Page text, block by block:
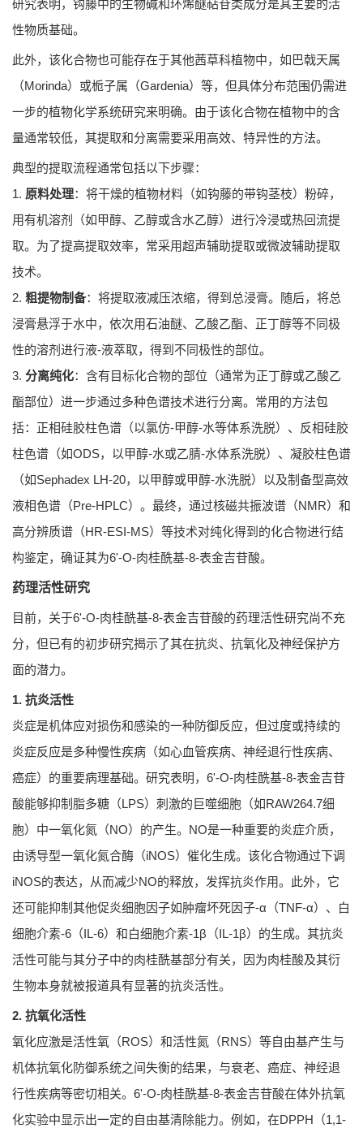
研究表明，钩藤中的生物碱和环烯醚萜苷类成分是其主要的活
性物质基础。
此外，该化合物也可能存在于其他茜草科植物中，如巴戟天属
（Morinda）或栀子属（Gardenia）等，但具体分布范围仍需进
一步的植物化学系统研究来明确。由于该化合物在植物中的含
量通常较低，其提取和分离需要采用高效、特异性的方法。
典型的提取流程通常包括以下步骤：
1. 原料处理：将干燥的植物材料（如钩藤的带钩茎枝）粉碎，
用有机溶剂（如甲醇、乙醇或含水乙醇）进行冷浸或热回流提
取。为了提高提取效率，常采用超声辅助提取或微波辅助提取
技术。
2. 粗提物制备：将提取液减压浓缩，得到总浸膏。随后，将总
浸膏悬浮于水中，依次用石油醚、乙酸乙酯、正丁醇等不同极
性的溶剂进行液-液萃取，得到不同极性的部位。
3. 分离纯化：含有目标化合物的部位（通常为正丁醇或乙酸乙
酯部位）进一步通过多种色谱技术进行分离。常用的方法包
括：正相硅胶柱色谱（以氯仿-甲醇-水等体系洗脱）、反相硅胶
柱色谱（如ODS，以甲醇-水或乙腈-水体系洗脱）、凝胶柱色谱
（如Sephadex LH-20，以甲醇或甲醇-水洗脱）以及制备型高效
液相色谱（Pre-HPLC）。最终，通过核磁共振波谱（NMR）和
高分辨质谱（HR-ESI-MS）等技术对纯化得到的化合物进行结
构鉴定，确证其为6'-O-肉桂酰基-8-表金吉苷酸。
药理活性研究
目前，关于6'-O-肉桂酰基-8-表金吉苷酸的药理活性研究尚不充
分，但已有的初步研究揭示了其在抗炎、抗氧化及神经保护方
面的潜力。
1. 抗炎活性
炎症是机体应对损伤和感染的一种防御反应，但过度或持续的
炎症反应是多种慢性疾病（如心血管疾病、神经退行性疾病、
癌症）的重要病理基础。研究表明，6'-O-肉桂酰基-8-表金吉苷
酸能够抑制脂多糖（LPS）刺激的巨噬细胞（如RAW264.7细
胞）中一氧化氮（NO）的产生。NO是一种重要的炎症介质，
由诱导型一氧化氮合酶（iNOS）催化生成。该化合物通过下调
iNOS的表达，从而减少NO的释放，发挥抗炎作用。此外，它
还可能抑制其他促炎细胞因子如肿瘤坏死因子-α（TNF-α）、白
细胞介素-6（IL-6）和白细胞介素-1β（IL-1β）的生成。其抗炎
活性可能与其分子中的肉桂酰基部分有关，因为肉桂酸及其衍
生物本身就被报道具有显著的抗炎活性。
2. 抗氧化活性
氧化应激是活性氧（ROS）和活性氮（RNS）等自由基产生与
机体抗氧化防御系统之间失衡的结果，与衰老、癌症、神经退
行性疾病等密切相关。6'-O-肉桂酰基-8-表金吉苷酸在体外抗氧
化实验中显示出一定的自由基清除能力。例如，在DPPH（1,1-